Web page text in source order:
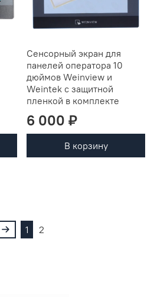
Сенсорный экран для
панелей оператора 10
дюймов Weinview и
Weintek с защитной
пленкой в комплекте
6 000 ₽
В корзину
1 2